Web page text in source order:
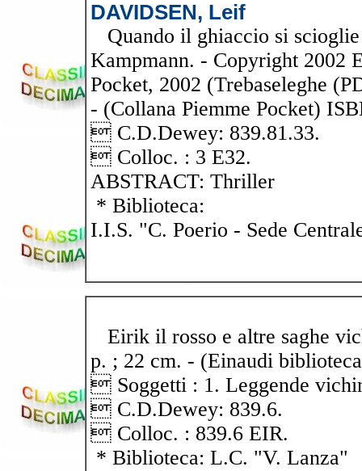
DAVIDSEN, Leif
Quando il ghiaccio si
Kampmann. - Copyright 2002
Pocket, 2002 (Trebaseleghe
- (Collana Piemme Pocket)
 C.D.Dewey: 839.81.33.
 Colloc. : 3 E32.
ABSTRACT: Thriller
* Biblioteca:
I.I.S. "C. Poerio - Sede
Eirik il rosso e altre saghe
p. ; 22 cm. - (Einaudi
 Soggetti : 1. Leggende
 C.D.Dewey: 839.6.
 Colloc. : 839.6 EIR.
* Biblioteca: L.C. "V. Lanza"